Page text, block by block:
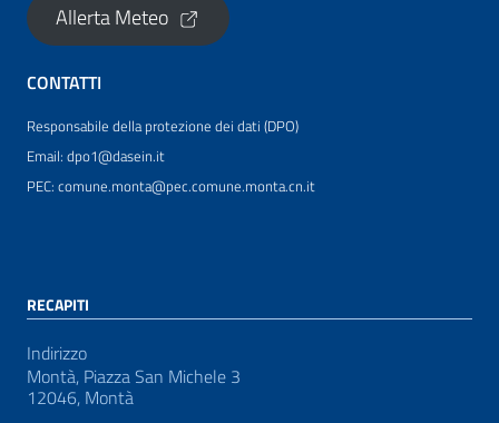
Allerta Meteo
CONTATTI
Responsabile della protezione dei dati (DPO)
Email: dpo1@dasein.it
PEC: comune.monta@pec.comune.monta.cn.it
RECAPITI
Indirizzo
Montà, Piazza San Michele 3
12046, Montà